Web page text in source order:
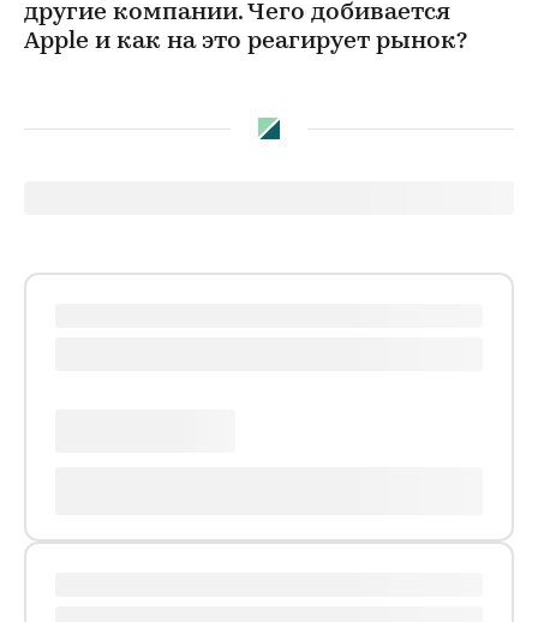
другие компании. Чего добивается
Apple и как на это реагирует рынок?